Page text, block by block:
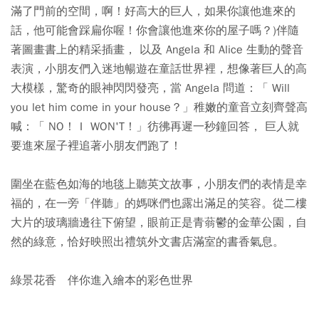
滿了門前的空間，啊！好高大的巨人，如果你讓他進來的
話，他可能會踩扁你喔！你會讓他進來你的屋子嗎？)伴隨
著圖畫書上的精采插畫， 以及 Angela 和 Alice 生動的聲音
表演，小朋友們入迷地暢遊在童話世界裡，想像著巨人的高
大模樣，驚奇的眼神閃閃發亮，當 Angela 問道：「 Will
you let him come in your house？」稚嫩的童音立刻齊聲高
喊：「 NO！Ｉ WON'T！」彷彿再遲一秒鐘回答， 巨人就
要進來屋子裡追著小朋友們跑了！
圍坐在藍色如海的地毯上聽英文故事，小朋友們的表情是幸
福的，在一旁「伴聽」的媽咪們也露出滿足的笑容。從二樓
大片的玻璃牆邊往下俯望，眼前正是青蓊鬱的金華公園，自
然的綠意，恰好映照出禮筑外文書店滿室的書香氣息。
綠景花香 伴你進入繪本的彩色世界